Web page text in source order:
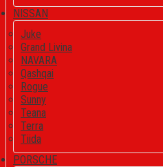
NISSAN
Juke
Grand Livina
NAVARA
Qashqai
Rogue
Sunny
Teana
Terra
Tiida
PORSCHE